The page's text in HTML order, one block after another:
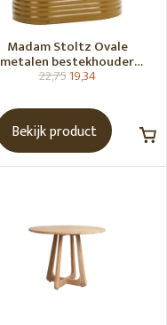
Madam Stoltz Ovale
metalen bestekhouder
Tapenade
22,7519,34
Bekijk product